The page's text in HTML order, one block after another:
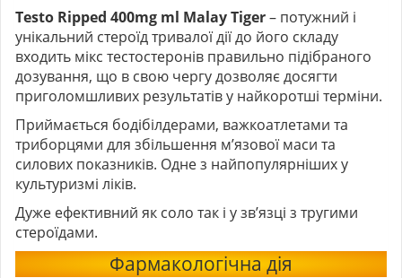
Testo Ripped 400mg ml Malay Tiger– потужний і
унікальний стероїд тривалої дії до його складу
входить мікс тестостеронів правильно підібраного
дозування, що в свою чергу дозволяє досягти
приголомшливих результатів у найкоротші терміни.
Приймається бодібілдерами, важкоатлетами та
триборцями для збільшення м’язової маси та
силових показників. Одне з найпопулярніших у
культуризмі ліків.
Дуже ефективний як соло так і у зв’язці з тругими
стероїдами.
Фармакологічна дія